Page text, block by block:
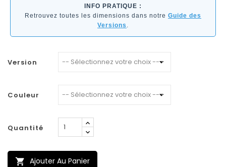
INFO PRATIQUE :
Retrouvez toutes les dimensions dans notre Guide des
Versions .
Version
Couleur
Quantité
 Ajouter Au Panier